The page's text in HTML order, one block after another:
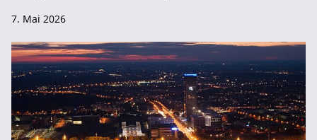
7. Mai 2026